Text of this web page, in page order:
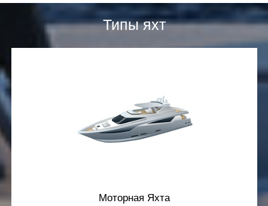
Типы яхт
Моторная Яхта